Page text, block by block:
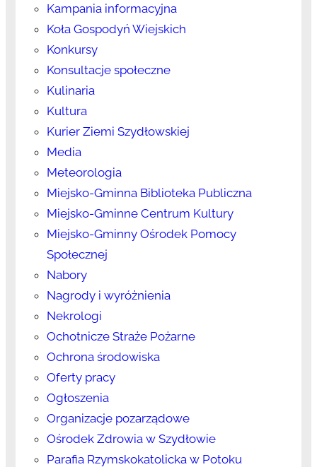
Kampania informacyjna
Koła Gospodyń Wiejskich
Konkursy
Konsultacje społeczne
Kulinaria
Kultura
Kurier Ziemi Szydłowskiej
Media
Meteorologia
Miejsko-Gminna Biblioteka Publiczna
Miejsko-Gminne Centrum Kultury
Miejsko-Gminny Ośrodek Pomocy
Społecznej
Nabory
Nagrody i wyróżnienia
Nekrologi
Ochotnicze Straże Pożarne
Ochrona środowiska
Oferty pracy
Ogłoszenia
Organizacje pozarządowe
Ośrodek Zdrowia w Szydłowie
Parafia Rzymskokatolicka w Potoku